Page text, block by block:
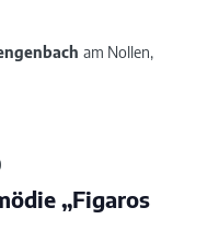
am Nollen,
„Figaros